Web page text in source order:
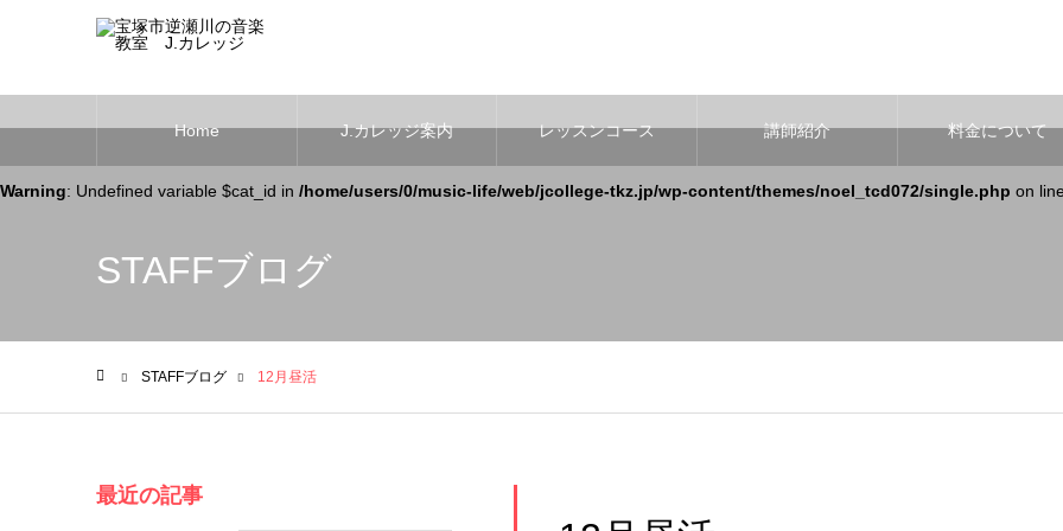
Home J.カレッジ案内 レッスンコース 講師紹介 料金について
Warning: Undefined variable $cat_id in /home/users/0/music-life/web/jcollege-tkz.jp/wp-content/themes/noel_tcd072/single.php on line
STAFFブログ
STAFFブログ 12月昼活
最近の記事